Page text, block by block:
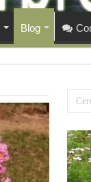
Blog